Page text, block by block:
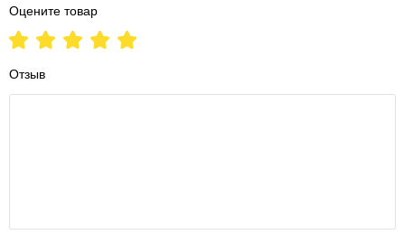
Оцените товар
Отзыв